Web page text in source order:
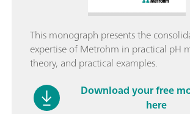
This monograph presents the
expertise of Metrohm in practical pH
theory, and practical examples.
Download your free
here